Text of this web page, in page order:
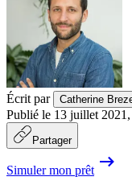
Écrit par Catherine
Publié le 13 juillet 2021 ,
Partager
Simuler mon prêt